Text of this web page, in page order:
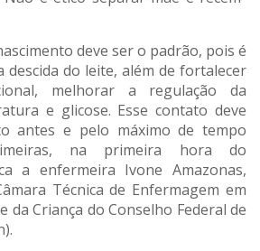
deve ser o padrão, pois é
descida do leite, além de fortalecer
melhorar a regulação da
e glicose. Esse contato deve
antes e pelo máximo de tempo
na primeira hora do
a enfermeira Ivone Amazonas,
Técnica de Enfermagem em
da Criança do Conselho Federal de